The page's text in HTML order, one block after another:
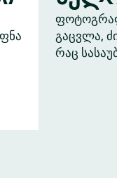
გაცვლა,
რაც